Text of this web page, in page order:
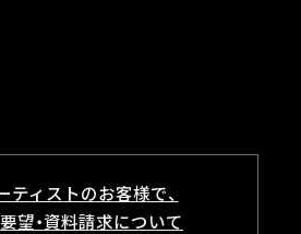
ティストのお客様で、
望・資料請求について